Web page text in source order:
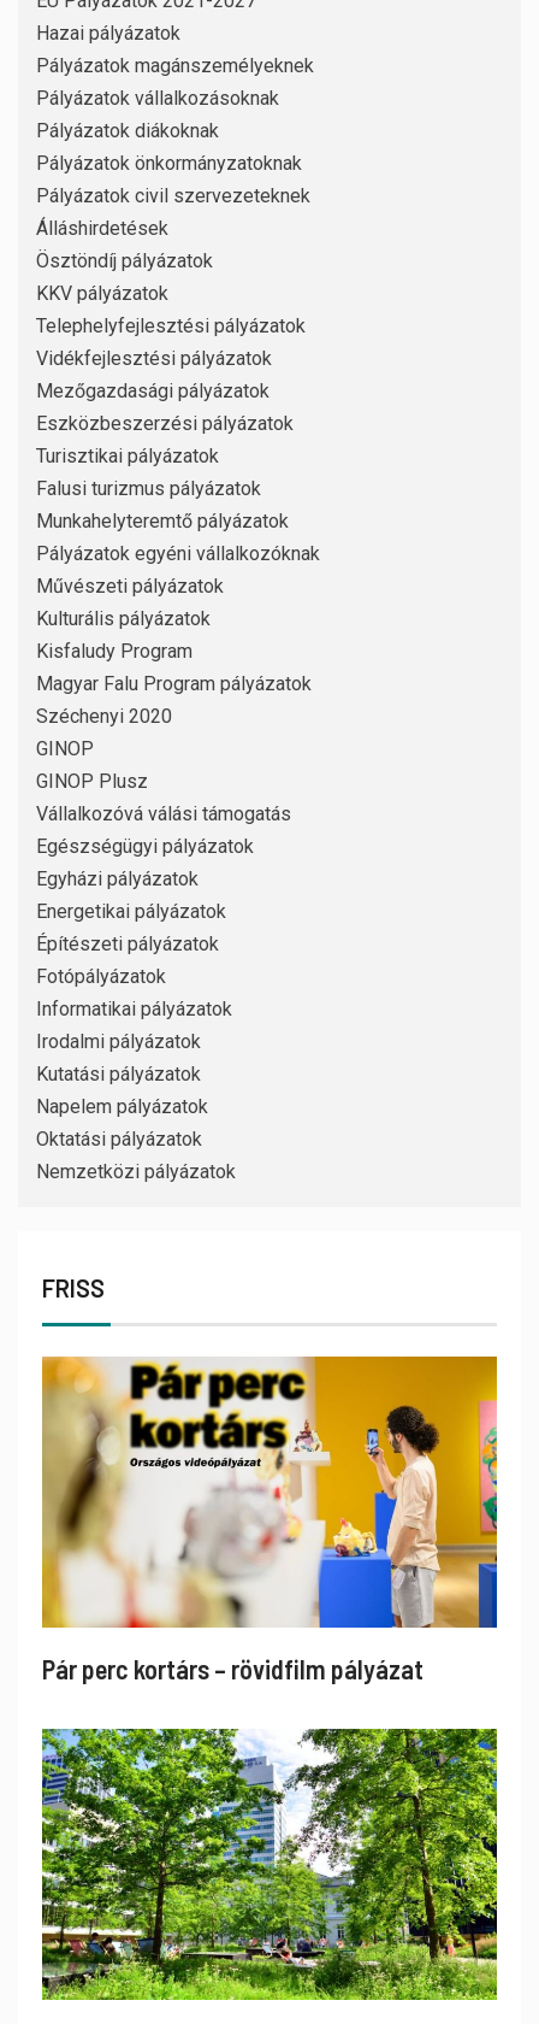
Hazai pályázatok
Pályázatok magánszemélyeknek
Pályázatok vállalkozásoknak
Pályázatok diákoknak
Pályázatok önkormányzatoknak
Pályázatok civil szervezeteknek
Álláshirdetések
Ösztöndíj pályázatok
KKV pályázatok
Telephelyfejlesztési pályázatok
Vidékfejlesztési pályázatok
Mezőgazdasági pályázatok
Eszközbeszerzési pályázatok
Turisztikai pályázatok
Falusi turizmus pályázatok
Munkahelyteremtő pályázatok
Pályázatok egyéni vállalkozóknak
Művészeti pályázatok
Kulturális pályázatok
Kisfaludy Program
Magyar Falu Program pályázatok
Széchenyi 2020
GINOP
GINOP Plusz
Vállalkozóvá válási támogatás
Egészségügyi pályázatok
Egyházi pályázatok
Energetikai pályázatok
Építészeti pályázatok
Fotópályázatok
Informatikai pályázatok
Irodalmi pályázatok
Kutatási pályázatok
Napelem pályázatok
Oktatási pályázatok
Nemzetközi pályázatok
FRISS
Pár perc kortárs – rövidfilm pályázat